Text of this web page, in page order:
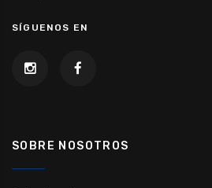
SÍGUENOS EN
SOBRE NOSOTROS